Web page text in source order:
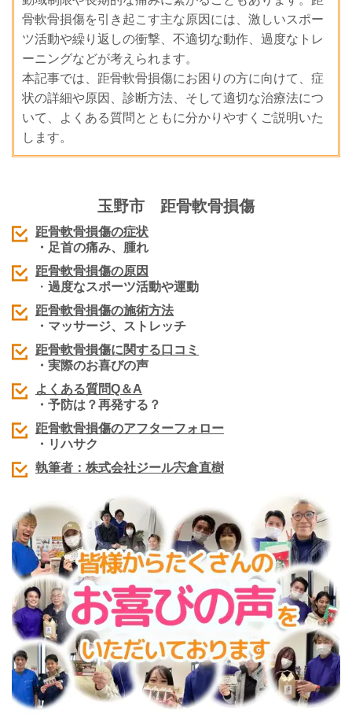
骨軟骨損傷を引き起こす主な原因には、激しいスポー
ツ活動や繰り返しの衝撃、不適切な動作、過度なトレ
ーニングなどが考えられます。
本記事では、距骨軟骨損傷にお困りの方に向けて、症
状の詳細や原因、診断方法、そして適切な治療法につ
いて、よくある質問とともに分かりやすくご説明いた
します。
玉野市 距骨軟骨損傷
距骨軟骨損傷の症状
・足首の痛み、腫れ
距骨軟骨損傷の原因
・ 過度なスポーツ活動や運動
距骨軟骨損傷の施術方法
・マッサージ、ストレッチ
距骨軟骨損傷に関する口コミ
・実際のお喜びの声
よくある質問Q＆A
・予防は？再発する？
距骨軟骨損傷のアフターフォロー
・リハサク
執筆者：株式会社ジール宍倉直樹